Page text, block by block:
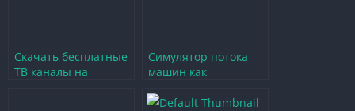
Скачать бесплатные
ТВ каналы на
Симулятор потока
машин как
на дорогах